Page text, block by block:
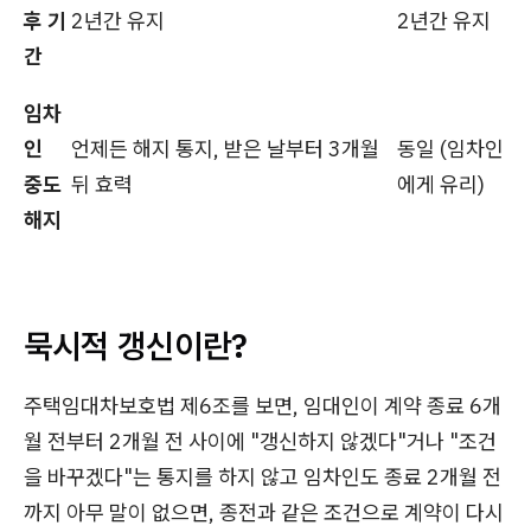
후 기
간
2년간 유지 2년간 유지
임차
인
중도
해지
언제든 해지 통지, 받은 날부터 3개월
뒤 효력
동일 (임차인
에게 유리)
묵시적 갱신이란?
주택임대차보호법 제6조를 보면, 임대인이 계약 종료 6개
월 전부터 2개월 전 사이에 "갱신하지 않겠다"거나 "조건
을 바꾸겠다"는 통지를 하지 않고 임차인도 종료 2개월 전
까지 아무 말이 없으면, 종전과 같은 조건으로 계약이 다시